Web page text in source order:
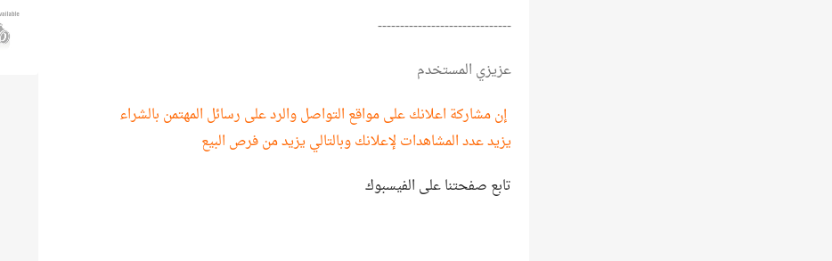
------------------------------
عزيزي المستخدم
إن مشاركة اعلانك على مواقع التواصل والرد على رسائل المهتمن بالشراء
يزيد عدد المشاهدات لإعلانك وبالتالي يزيد من فرص البيع
تابع صفحتنا على الفيسبوك